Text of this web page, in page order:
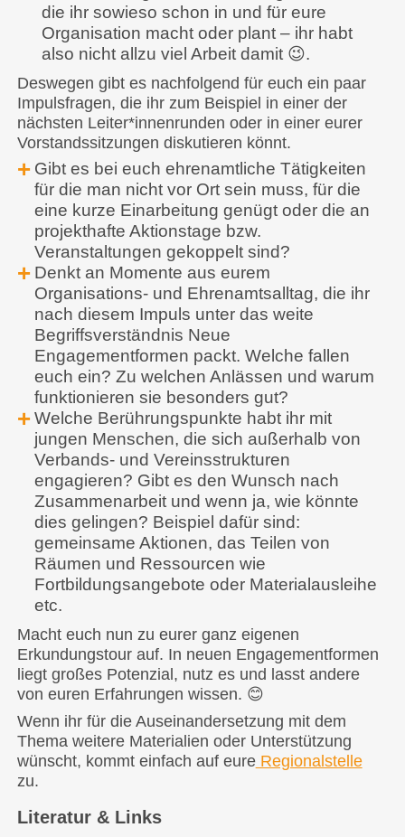
die ihr sowieso schon in und für eure
Organisation macht oder plant – ihr habt
also nicht allzu viel Arbeit damit 😉.
Deswegen gibt es nachfolgend für euch ein paar
Impulsfragen, die ihr zum Beispiel in einer der
nächsten Leiter*innenrunden oder in einer eurer
Vorstandssitzungen diskutieren könnt.
Gibt es bei euch ehrenamtliche Tätigkeiten
für die man nicht vor Ort sein muss, für die
eine kurze Einarbeitung genügt oder die an
projekthafte Aktionstage bzw.
Veranstaltungen gekoppelt sind?
Denkt an Momente aus eurem
Organisations- und Ehrenamtsalltag, die ihr
nach diesem Impuls unter das weite
Begriffsverständnis Neue
Engagementformen packt. Welche fallen
euch ein? Zu welchen Anlässen und warum
funktionieren sie besonders gut?
Welche Berührungspunkte habt ihr mit
jungen Menschen, die sich außerhalb von
Verbands- und Vereinsstrukturen
engagieren? Gibt es den Wunsch nach
Zusammenarbeit und wenn ja, wie könnte
dies gelingen? Beispiel dafür sind:
gemeinsame Aktionen, das Teilen von
Räumen und Ressourcen wie
Fortbildungsangebote oder Materialausleihe
etc.
Macht euch nun zu eurer ganz eigenen
Erkundungstour auf. In neuen Engagementformen
liegt großes Potenzial, nutz es und lasst andere
von euren Erfahrungen wissen. 😊
Wenn ihr für die Auseinandersetzung mit dem
Thema weitere Materialien oder Unterstützung
wünscht, kommt einfach auf eureRegionalstelle
zu.
Literatur & Links